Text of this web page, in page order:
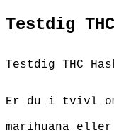
Testdig
Testdig THC
Er du i tvivl
marihuana